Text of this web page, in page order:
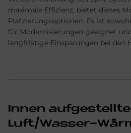
maximale Effizienz, bietet dieses
Platzierungsoptionen. Es ist
für Modernisierungen geeignet
langfristige Einsparungen bei den
Innen aufgestellte
Luft/Wasser-